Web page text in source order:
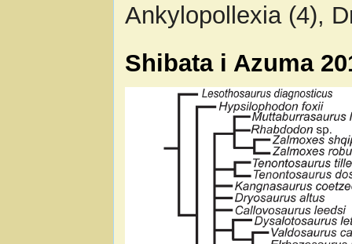
Ankylopollexia (4),
Shibata i Azuma